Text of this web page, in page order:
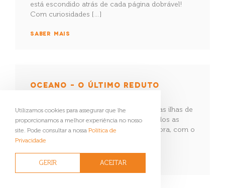
está escondido atrás de cada página dobrável!
Com curiosidades […]
SABER MAIS
OCEANO – O ÚLTIMO REDUTO
Dos mares gelados dos polos às remotas ilhas de
coral, David Attenborough filmou em todos as
habitats oceânicos do planeta Terra. Agora, com o
seu […]
SABER MAIS
Utilizamos cookies para assegurar que lhe
proporcionamos a melhor experiência no nosso
site. Pode consultar a nossa Política de
Privacidade
GERIR ACEITAR